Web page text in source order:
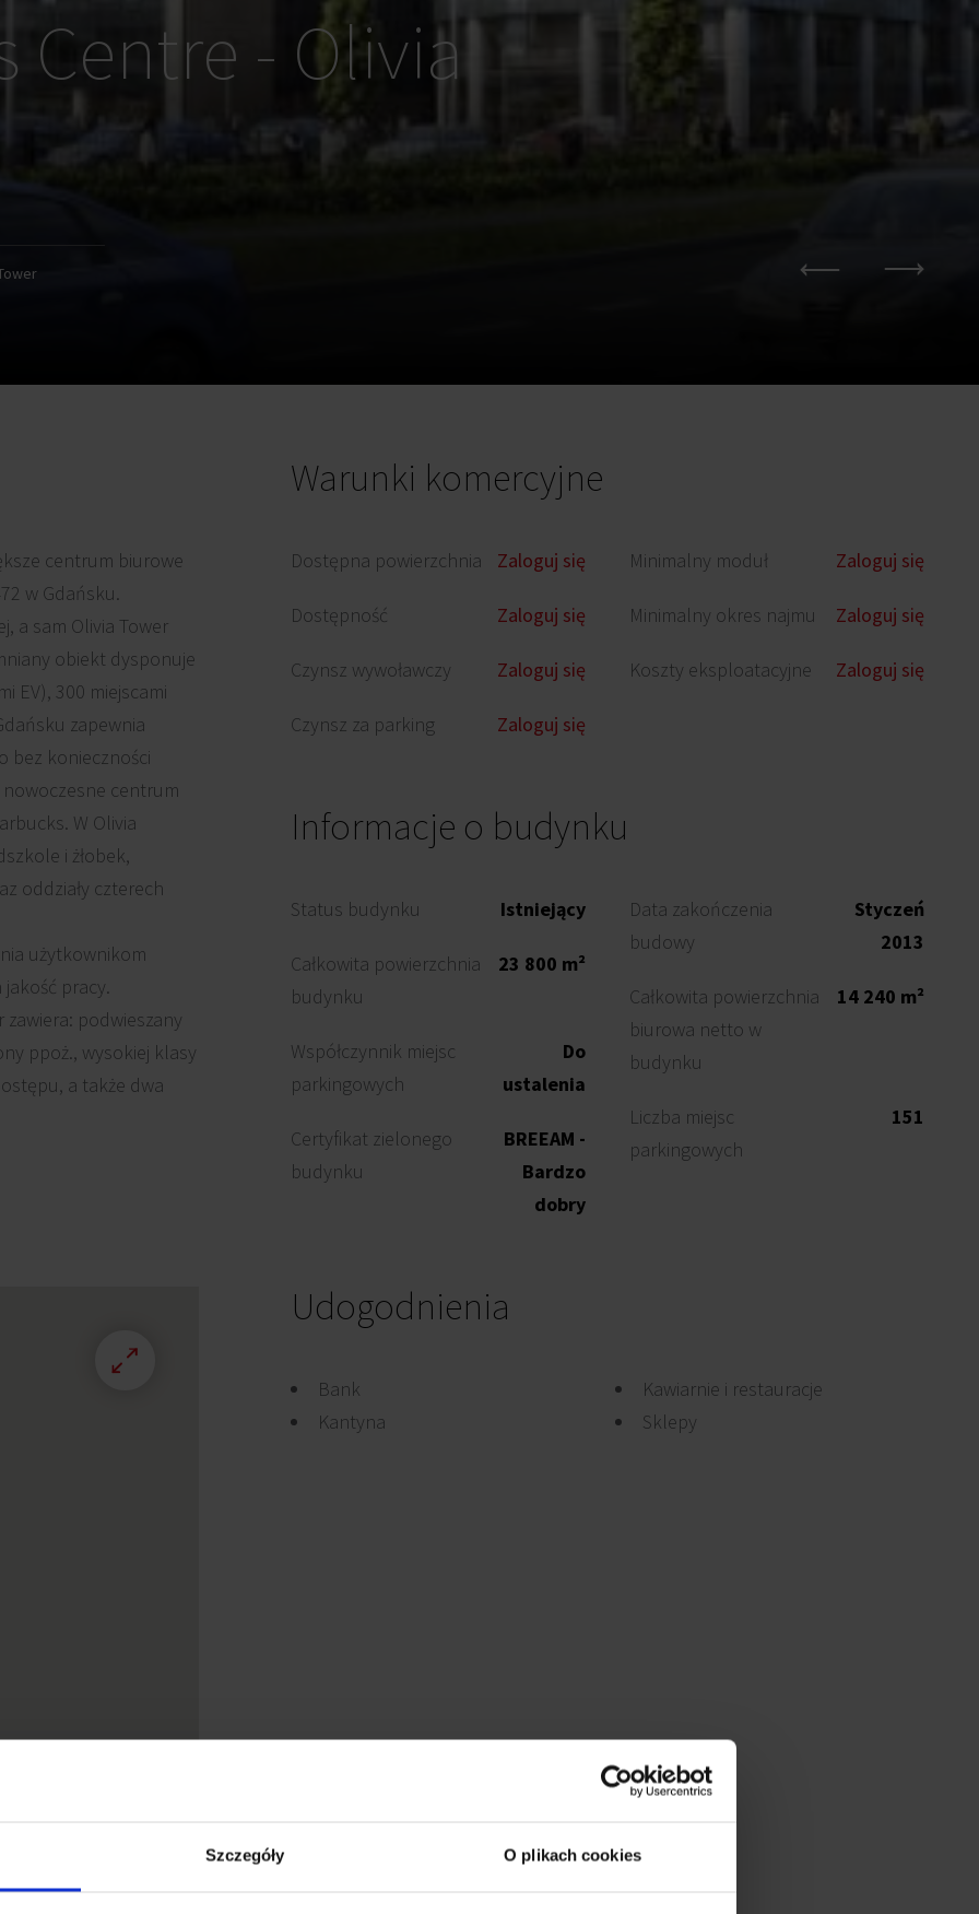
Szczegóły O plikach cookies
Centre - Olivia
centrum biurowe
w Gdańsku.
a sam Olivia Tower
obiekt dysponuje
EV), 300 miejscami
zapewnia
bez konieczności
centrum
W Olivia
i żłobek,
oddziały czterech
użytkownikom
pracy.
podwieszany
ppoż., wysokiej klasy
a także dwa
Warunki komercyjne
Dostępna powierzchnia Zaloguj się
Dostępność Zaloguj się
Czynsz wywoławczy Zaloguj się
Czynsz za parking Zaloguj się
Minimalny moduł Zaloguj się
Minimalny okres najmu Zaloguj się
Koszty eksploatacyjne Zaloguj się
Informacje o budynku
Status budynku Istniejący
Całkowita powierzchnia
budynku
23 800 m²
Współczynnik miejsc
parkingowych
Do
ustalenia
Certyfikat zielonego
budynku
BREEAM -
Bardzo
dobry
Data zakończenia
budowy
Styczeń
2013
Całkowita powierzchnia
biurowa netto w
budynku
14 240 m²
Liczba miejsc
parkingowych
151
Udogodnienia
Bank
Kantyna
Kawiarnie i restauracje
Sklepy